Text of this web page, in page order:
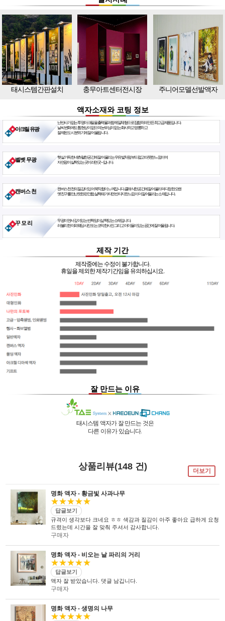
태시스템간판설치 충무아트센터전시장 주니어모델선발액자
액자소재와 코팅 정보
아크릴 유광
난반사가 없는 투명아크릴을 출력물과 함께 일체형으로 접합하여 만든 최고급 제품입니다.
날씨 변화에도 휨현상이 없으며 눈부심이 없는 화사하고 영롱하고
절제된 도시 분위기에 잘 어울립니다.
벨벳 무광
햇살 가득한 네츄럴한 공간에 잘 어울리는 우유빛처럼 부드럽고 따뜻한 느낌이며
자연광이 살짝 있는 곳이라면 굿~ 입니다.
캔버스 천
캔버스천 천의 질감이 있어 묵직함이 느껴집니다. 클래식한 공간에 잘 어울리며 다정한 오랜
옛친구를 만난듯한 편안함. 살짝 때가 타면 빈티지한 느낌이 더 잘 어울리는 소재입니다.
꾸 모 리
무광이면서 깊이있는 반짝임이 삶짝있는 소재입니다.
러블리한 야외웨딩사진 또는 코믹한사진 그리고 아이들이 있는 공간에 잘 어울립니다.
제작 기간
제작중에는 수정이 불가합니다.
휴일을 제외한 제작기간임을 유의하십시요.
잘 만드는 이유
태시스템 액자가 잘 만드는 것은
다른 이유가 있습니다.
독자기술의 작업 방법과 소재 그리고
숙련된 작업자들로 구성되어있는 회사이며
액자를 만드는 전 공정의 기계를
국내 실정에 맞게 재구성 및 개발하여
세계 각국에 기계수출은 물론 기술지원을
사진UV 코팅기, 벨벳 코팅기,
뒷묻음 방지 방법을상품리뷰(148 건) 더보기
명화 액자 - 황금빛 사과나무
★★★★★
답글보기
규격이 생각보다 크네요 ㅎㅎ 색감과 질감이 아주 좋아요 급하게 요청
드렸는데 시간을 잘 맞춰 주셔서 감사합니다.
구매자
명화 액자 - 비오는 날 파리의 거리
★★★★★
답글보기
액자 잘 받았습니다. 댓글 남깁니다.
구매자
명화 액자 - 생명의 나무
★★★★★